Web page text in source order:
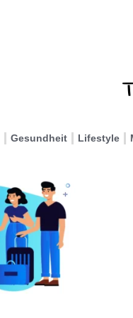
Gesundheit Lifestyle